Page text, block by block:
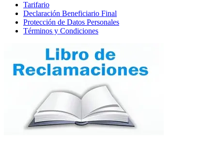
Tarifario
Declaración Beneficiario Final
Protección de Datos Personales
Términos y Condiciones